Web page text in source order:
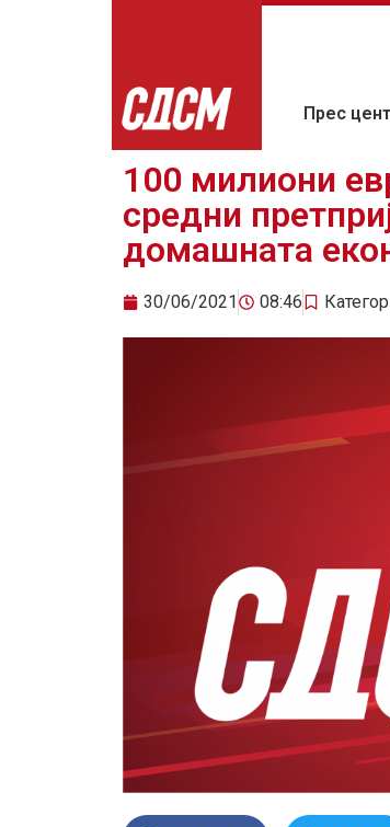
Прес
100 милиони
средни
домашната
30/06/2021 08:46